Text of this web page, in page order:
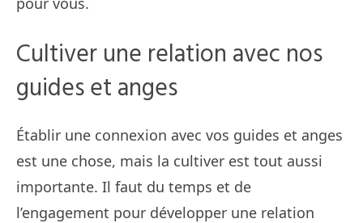
Cultiver une relation avec nos
guides et anges
Établir une connexion avec vos guides et anges
est une chose, mais la cultiver est tout aussi
importante. Il faut du temps et de
l’engagement pour développer une relation